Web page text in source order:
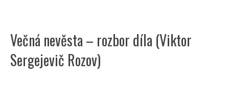
Večná nevěsta – rozbor díla (Viktor
Sergejevič Rozov)